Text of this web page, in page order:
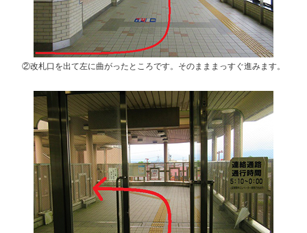
②改札口を出て左に曲がったところです。そのまままっすぐ進みます。